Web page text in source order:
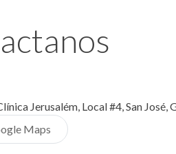
Jerusalém, Local #4, San José,
Maps